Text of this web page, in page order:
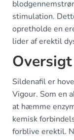
stimulation.
opretholde en
lider af erektil
Sildenafil er
Vigour. Som en
at hæmme
kemisk
forblive erektil.